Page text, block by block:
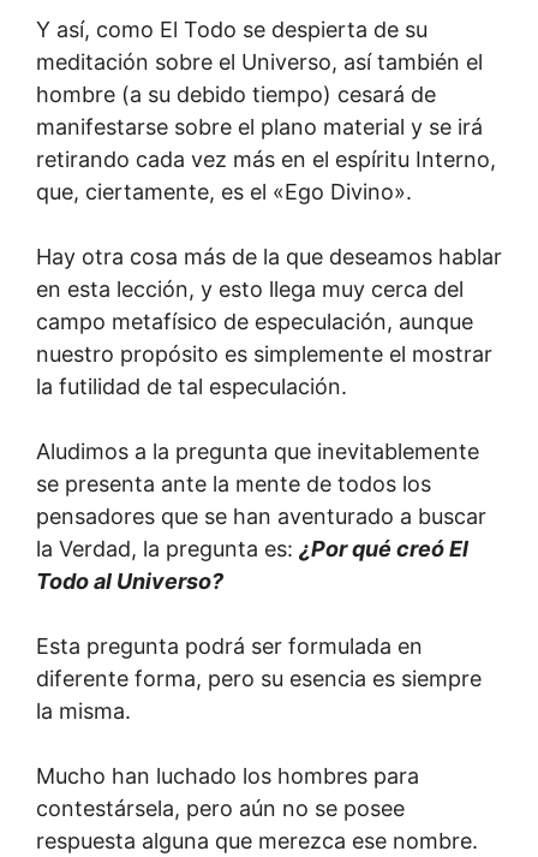
Y así, como El Todo se despierta de su
meditación sobre el Universo, así también el
hombre (a su debido tiempo) cesará de
manifestarse sobre el plano material y se irá
retirando cada vez más en el espíritu Interno,
que, ciertamente, es el «Ego Divino».
Hay otra cosa más de la que deseamos hablar
en esta lección, y esto llega muy cerca del
campo metafísico de especulación, aunque
nuestro propósito es simplemente el mostrar
la futilidad de tal especulación.
Aludimos a la pregunta que inevitablemente
se presenta ante la mente de todos los
pensadores que se han aventurado a buscar
la Verdad, la pregunta es: ¿Por qué creó El
Todo al Universo?
Esta pregunta podrá ser formulada en
diferente forma, pero su esencia es siempre
la misma.
Mucho han luchado los hombres para
contestársela, pero aún no se posee
respuesta alguna que merezca ese nombre.